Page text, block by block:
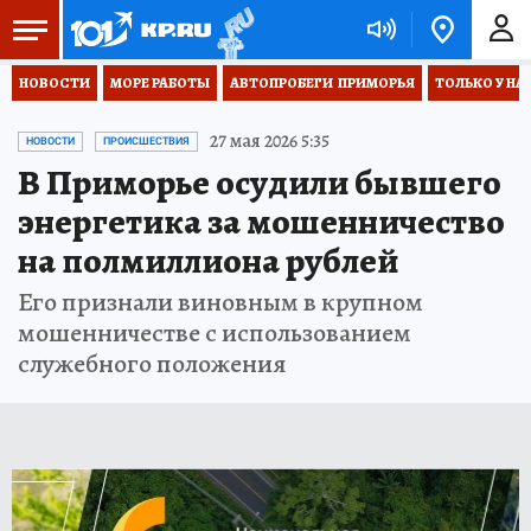
НОВОСТИ МОРЕ РАБОТЫ АВТОПРОБЕГИ  ПРИМОРЬЯ ТОЛЬКО У
НОВОСТИ ПРОИСШЕСТВИЯ 27 мая 2026 5:35
В Приморье осудили бывшего
энергетика за мошенничество
на полмиллиона рублей
Его признали виновным в крупном
мошенничестве с использованием
служебного положения